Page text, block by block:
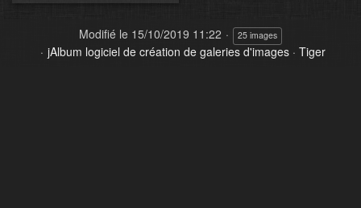
Modifié le 15/10/2019 11:22 25 images
jAlbum logiciel de création de galeries d'images· Tiger